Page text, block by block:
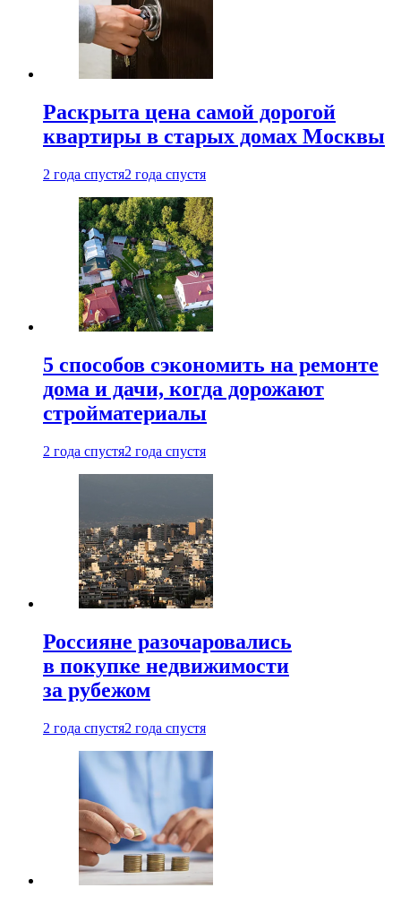
Раскрыта цена самой дорогой
квартиры в старых домах Москвы
2 года спустя2 года спустя
5 способов сэкономить на ремонте
дома и дачи, когда дорожают
стройматериалы
2 года спустя2 года спустя
Россияне разочаровались
в покупке недвижимости
за рубежом
2 года спустя2 года спустя